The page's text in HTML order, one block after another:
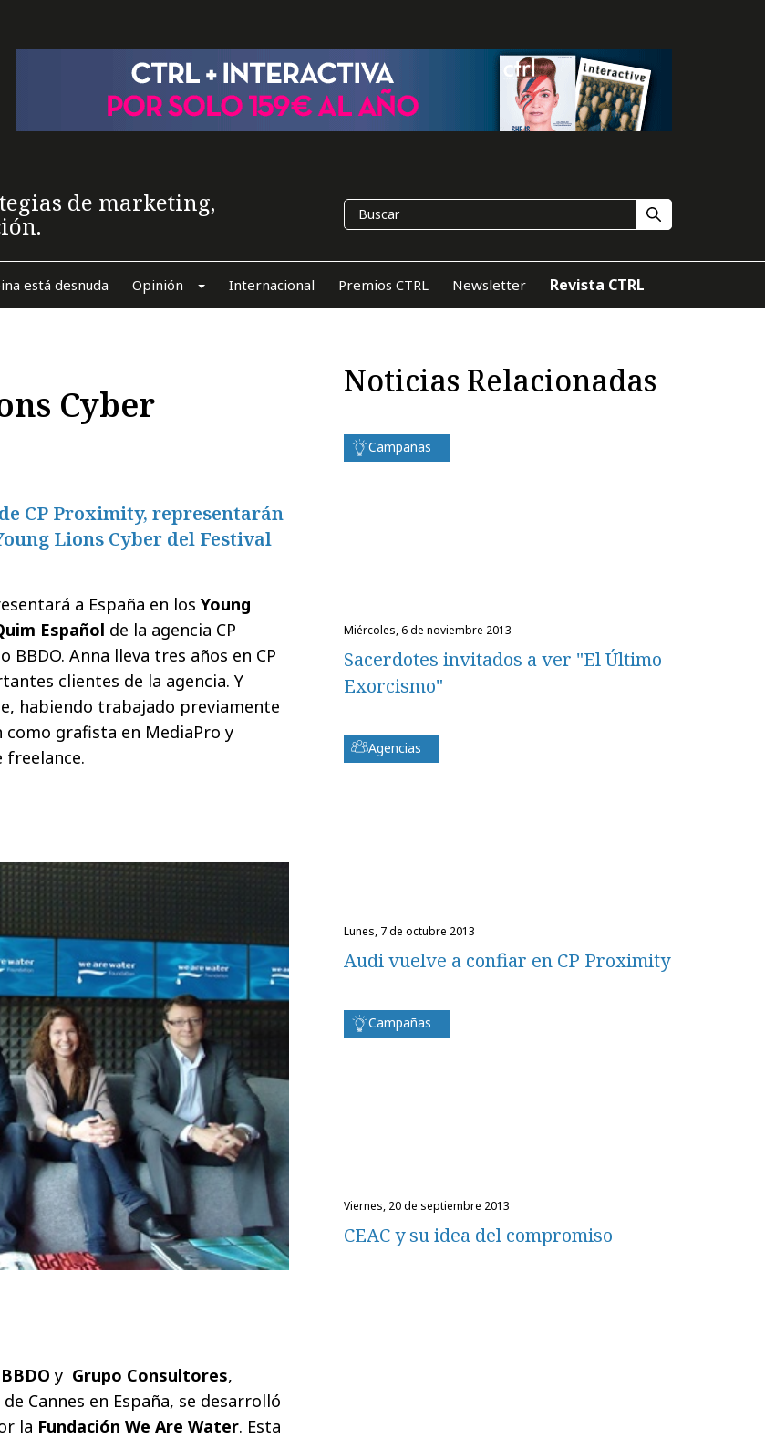
de marketing,
está desnuda Opinión Internacional Premios CTRL Newsletter Revista CTRL
Cyber
CP Proximity, representarán
Lions Cyber del Festival
a España en los Young
Español de la agencia CP
BBDO. Anna lleva tres años en CP
clientes de la agencia. Y
habiendo trabajado previamente
grafista en MediaPro y
freelance.
y Grupo Consultores,
Cannes en España, se desarrolló
la Fundación We Are Water. Esta
Noticias Relacionadas
Campañas
miércoles, 6 de noviembre 2013
Sacerdotes invitados a ver "El Último
Exorcismo"
Agencias
lunes, 7 de octubre 2013
Audi vuelve a confiar en CP Proximity
Campañas
viernes, 20 de septiembre 2013
CEAC y su idea del compromiso